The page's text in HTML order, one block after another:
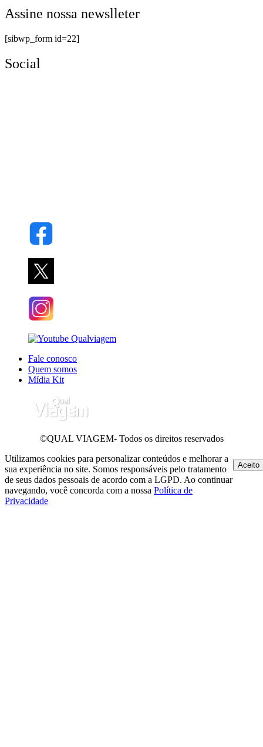
Assine nossa newslleter
[sibwp_form id=22]
Social
Fale conosco
Quem somos
Mídia Kit
©QUAL VIAGEM- Todos os direitos reservados
Utilizamos cookies para personalizar conteúdos e melhorar a
sua experiência no site. Somos responsáveis pelo tratamento
de seus dados pessoais de acordo com a LGPD. Ao continuar
navegando, você concorda com a nossa Política de
Privacidade
Aceito